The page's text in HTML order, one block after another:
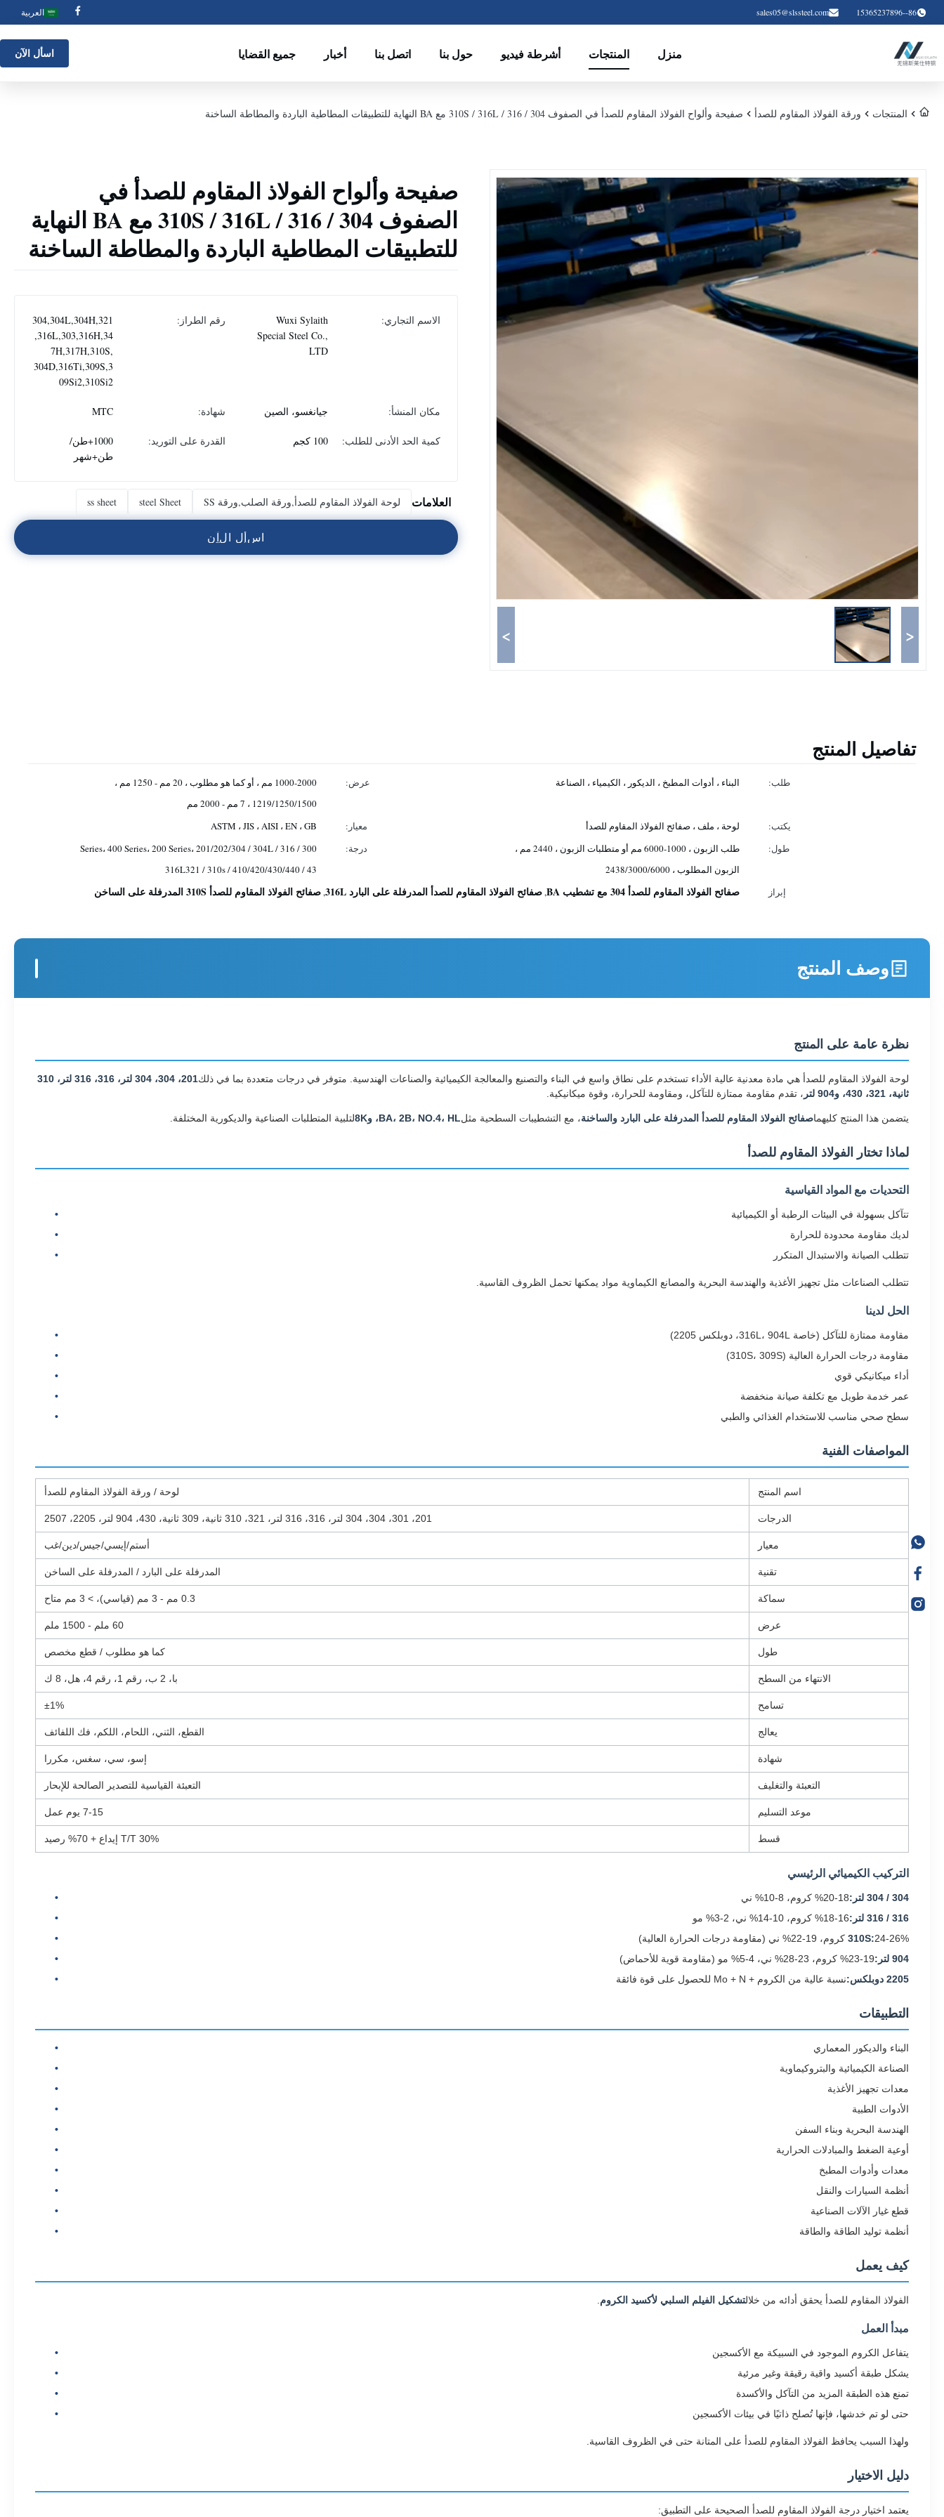
86--15365237896
sales05@slssteel.com العربية
منزل المنتجات أشرطة فيديو حول بنا اتصل بنا أخبار جميع القضايا اسأل الآن
المنتجات ورقة الفولاذ المقاوم للصدأ صفيحة وألواح الفولاذ المقاوم للصدأ في الصفوف 304 / 316 / 310S / 316L مع BA النهاية للتطبيقات المطاطية الباردة والمطاطة الساخنة
<
>
صفيحة وألواح الفولاذ المقاوم للصدأ في
الصفوف 304 / 316 / 310S / 316L مع BA النهاية
للتطبيقات المطاطية الباردة والمطاطة الساخنة
الاسم التجاري:
Wuxi Sylaith
Special Steel Co.,
LTD
رقم الطراز:
304,304L,304H,321
,316L,303,316H,34
7H,317H,310S,
304D,316Ti,309S,3
09Si2,310Si2
مكان المنشأ: جيانغسو، الصين شهادة: MTC
كمية الحد الأدنى للطلب: 100 كجم القدرة على التوريد:
1000+طن/
طن+شهر
العلامات لوحة الفولاذ المقاوم للصدأ,ورقة الصلب,ورقة SS steel Sheet
ss sheet
اسأل الآن
تفاصيل المنتج
طلب: البناء ، أدوات المطبخ ، الديكور ، الكيمياء ، الصناعة عرض:
1000-2000 مم ، أو كما هو مطلوب ، 20 مم - 1250 مم ،
1219/1250/1500 ، 7 مم - 2000 مم
يكتب:
لوحة ، ملف ، صفائح الفولاذ المقاوم للصدأ معيار:
ASTM ، JIS ، AISI ، EN ، GB
طول:
طلب الزبون ، 1000-6000 مم أو متطلبات الزبون ، 2440 مم ،
الزبون المطلوب ، 2438/3000/6000
درجة:
300 Series، 400 Series، 200 Series، 201/202/304 / 304L / 316 /
316L321 / 310s / 410/420/430/440 / 43
إبراز
صفائح الفولاذ المقاوم للصدأ 304 مع تشطيب BA ,صفائح الفولاذ المقاوم للصدأ المدرفلة على البارد 316L ,صفائح الفولاذ المقاوم للصدأ 310S المدرفلة على الساخن
وصف المنتج
نظرة عامة على المنتج
لوحة الفولاذ المقاوم للصدأ هي مادة معدنية عالية الأداء تستخدم على نطاق واسع في البناء والتصنيع والمعالجة الكيميائية والصناعات الهندسية. متوفر في درجات متعددة بما في ذلك
201، 304، 304 لتر، 316، 316 لتر، 310
ثانية، 321، 430، و904 لتر
، تقدم مقاومة ممتازة للتآكل، ومقاومة للحرارة، وقوة ميكانيكية.
يتضمن هذا المنتج كليهماصفائح الفولاذ المقاوم للصدأ المدرفلة على البارد والساخنة، مع التشطيبات السطحية مثلBA، 2B، NO.4، HL، و8K لتلبية المتطلبات الصناعية والديكورية المختلفة.
لماذا تختار الفولاذ المقاوم للصدأ
التحديات مع المواد القياسية
تتآكل بسهولة في البيئات الرطبة أو الكيميائية
لديك مقاومة محدودة للحرارة
تتطلب الصيانة والاستبدال المتكرر
تتطلب الصناعات مثل تجهيز الأغذية والهندسة البحرية والمصانع الكيماوية مواد يمكنها تحمل الظروف القاسية.
الحل لدينا
مقاومة ممتازة للتآكل (خاصة 316L، 904L، دوبلكس 2205)
مقاومة درجات الحرارة العالية (310S، 309S)
أداء ميكانيكي قوي
عمر خدمة طويل مع تكلفة صيانة منخفضة
سطح صحي مناسب للاستخدام الغذائي والطبي
المواصفات الفنية
اسم المنتج لوحة / ورقة الفولاذ المقاوم للصدأ
الدرجات 201، 301، 304، 304 لتر، 316، 316 لتر، 321، 310 ثانية، 309 ثانية، 430، 904 لتر، 2205، 2507
معيار أستم/إيسي/جيس/دين/غب
تقنية المدرفلة على البارد / المدرفلة على الساخن
سماكة 0.3 مم - 3 مم (قياسي)، > 3 مم متاح
عرض 60 ملم - 1500 ملم
طول كما هو مطلوب / قطع مخصص
الانتهاء من السطح با، 2 ب، رقم 1، رقم 4، هل، 8 ك
تسامح ±1%
يعالج القطع، الثني، اللحام، اللكم، فك اللفائف
شهادة إسو، سي، سغس، مكررا
التعبئة والتغليف التعبئة القياسية للتصدير الصالحة للإبحار
موعد التسليم 7-15 يوم عمل
قسط 30% T/T إيداع + 70% رصيد
التركيب الكيميائي الرئيسي
304 / 304 لتر:
18-20% كروم، 8-10% ني
316 / 316 لتر:
16-18% كروم، 10-14% ني، 2-3% مو
310S:24-26% كروم، 19-22% ني (مقاومة درجات الحرارة العالية)
904 لتر:
19-23% كروم، 23-28% ني، 4-5% مو (مقاومة قوية للأحماض)
2205 دوبلكس:
نسبة عالية من الكروم + Mo + N للحصول على قوة فائقة
التطبيقات
البناء والديكور المعماري
الصناعة الكيميائية والبتروكيماوية
معدات تجهيز الأغذية
الأدوات الطبية
الهندسة البحرية وبناء السفن
أوعية الضغط والمبادلات الحرارية
معدات وأدوات المطبخ
أنظمة السيارات والنقل
قطع غيار الآلات الصناعية
أنظمة توليد الطاقة والطاقة
كيف يعمل
الفولاذ المقاوم للصدأ يحقق أدائه من خلالتشكيل الفيلم السلبي لأكسيد الكروم
مبدأ العمل
يتفاعل الكروم الموجود في السبيكة مع الأكسجين
يشكل طبقة أكسيد واقية رقيقة وغير مرئية
تمنع هذه الطبقة المزيد من التآكل والأكسدة
حتى لو تم خدشها، فإنها تُصلح ذاتيًا في بيئات الأكسجين
ولهذا السبب يحافظ الفولاذ المقاوم للصدأ على المتانة حتى في الظروف القاسية.
دليل الاختيار
يعتمد اختيار درجة الفولاذ المقاوم للصدأ الصحيحة على التطبيق: